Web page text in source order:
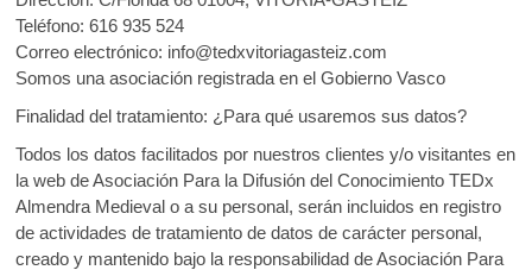
Teléfono: 616 935 524
Correo electrónico: info@tedxvitoriagasteiz.com
Somos una asociación registrada en el Gobierno Vasco
Finalidad del tratamiento: ¿Para qué usaremos sus datos?
Todos los datos facilitados por nuestros clientes y/o visitantes en
la web de Asociación Para la Difusión del Conocimiento TEDx
Almendra Medieval o a su personal, serán incluidos en registro
de actividades de tratamiento de datos de carácter personal,
creado y mantenido bajo la responsabilidad de Asociación Para